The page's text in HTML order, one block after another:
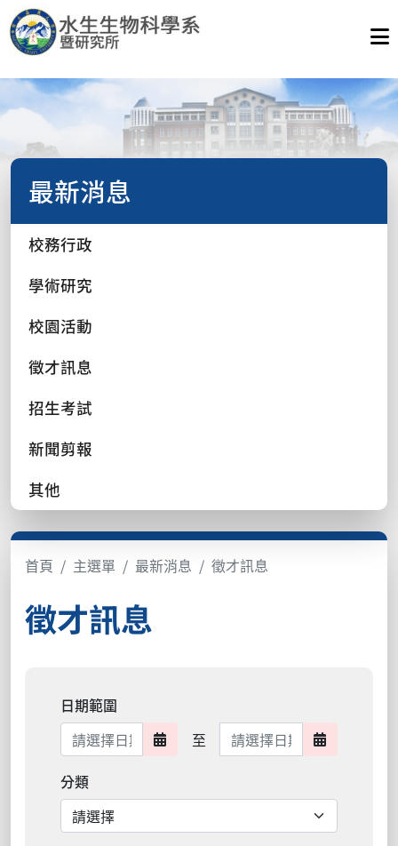
最新消息
校務行政
學術研究
校園活動
徵才訊息
招生考試
新聞剪報
其他
首頁 主選單 最新消息 徵才訊息
徵才訊息
日期範圍
日期範圍開始
至 日期範圍結束 日期範圍
分類